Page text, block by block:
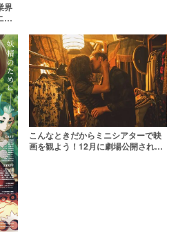
界
/
こんなときだからミニシアターで映
画を観よう！12月に劇場公開される